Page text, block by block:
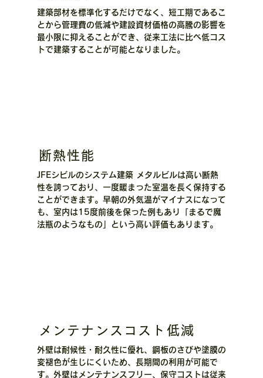
建築部材を標準化するだけでなく、短工期であるこ
とから管理費の低減や建設資材価格の高騰の影響を
最小限に抑えることができ、従来工法に比べ低コス
トで建築することが可能となりました。
断熱性能
JFEシビルのシステム建築 メタルビルは高い断熱
性を誇っており、一度暖まった室温を長く保持する
ことができます。早朝の外気温がマイナスになって
も、室内は15度前後を保った例もあり「まるで魔
法瓶のようなもの」という高い評価もあります。
メンテナンスコスト低減
外壁は耐候性・耐久性に優れ、鋼板のさびや塗膜の
変褪色が生じにくいため、長期間の利用が可能で
す。外壁はメンテナンスフリー、保守コストは従来